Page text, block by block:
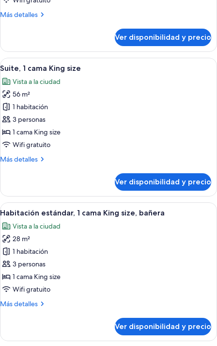
individuales
Más detalles
Más
Deluxe,
camas
Ver disponibilidad y precio
Ver
todas
las
fotos
de
Suite,
1
cama
size
Una habitación de hotel moderna
7
Suite, 1 cama King size
Vista a la ciudad
56 m²
1 habitación
3 personas
1 cama King size
Wifi gratuito
Más detalles
Más
1
cama
King
Ver disponibilidad y precio
Ver
todas
las
fotos
de
Habitación
estándar,
1
King
Ropa de cama hipoalergénica y
5
Habitación estándar, 1 cama King size, bañera
Vista a la ciudad
28 m²
1 habitación
3 personas
1 cama King size
Wifi gratuito
Más detalles
Más
estándar,
Ver disponibilidad y precio